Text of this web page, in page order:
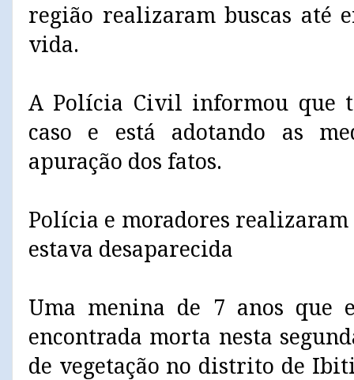
região realizaram buscas até
vida.
A Polícia Civil informou que
caso e está adotando as
apuração dos fatos.
Polícia e moradores realizaram
estava desaparecida
Uma menina de 7 anos que
encontrada morta nesta
de vegetação no distrito de